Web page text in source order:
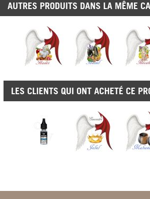
AUTRES PRODUITS DANS LA MÊME
LES CLIENTS QUI ONT ACHETÉ CE